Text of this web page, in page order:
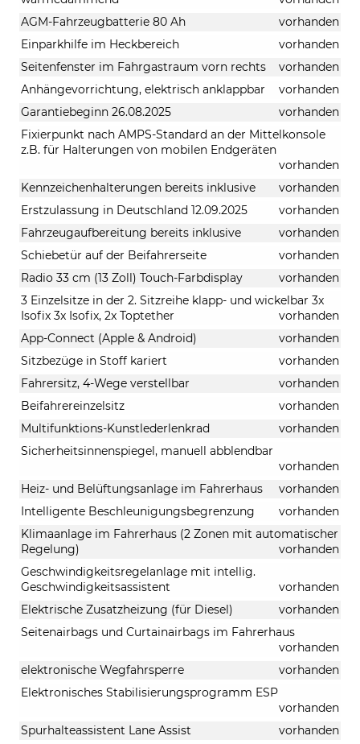
AGM-Fahrzeugbatterie 80 Ah
vorhanden
Einparkhilfe im Heckbereich
vorhanden
Seitenfenster im Fahrgastraum vorn rechts
vorhanden
Anhängevorrichtung, elektrisch anklappbar
vorhanden
Garantiebeginn 26.08.2025
vorhanden
Fixierpunkt nach AMPS-Standard an der Mittelkonsole
z.B. für Halterungen von mobilen Endgeräten
vorhanden
Kennzeichenhalterungen bereits inklusive
vorhanden
Erstzulassung in Deutschland 12.09.2025
vorhanden
Fahrzeugaufbereitung bereits inklusive
vorhanden
Schiebetür auf der Beifahrerseite
vorhanden
Radio 33 cm (13 Zoll) Touch-Farbdisplay
vorhanden
3 Einzelsitze in der 2. Sitzreihe klapp- und wickelbar 3x
Isofix 3x Isofix, 2x Toptether
vorhanden
App-Connect (Apple & Android)
vorhanden
Sitzbezüge in Stoff kariert
vorhanden
Fahrersitz, 4-Wege verstellbar
vorhanden
Beifahrereinzelsitz
vorhanden
Multifunktions-Kunstlederlenkrad
vorhanden
Sicherheitsinnenspiegel, manuell abblendbar
vorhanden
Heiz- und Belüftungsanlage im Fahrerhaus
vorhanden
Intelligente Beschleunigungsbegrenzung
vorhanden
Klimaanlage im Fahrerhaus (2 Zonen mit automatischer
Regelung)
vorhanden
Geschwindigkeitsregelanlage mit intellig.
Geschwindigkeitsassistent
vorhanden
Elektrische Zusatzheizung (für Diesel)
vorhanden
Seitenairbags und Curtainairbags im Fahrerhaus
vorhanden
elektronische Wegfahrsperre
vorhanden
Elektronisches Stabilisierungsprogramm ESP
vorhanden
Spurhalteassistent Lane Assist
vorhanden